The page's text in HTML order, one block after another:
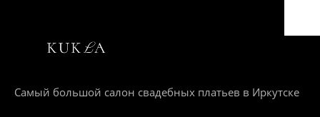
Самый большой салон свадебных платьев в Иркутске